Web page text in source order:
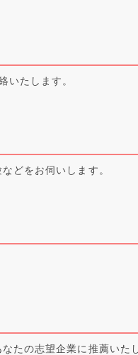
いたします。
どをお伺いします。
たの志望企業に推薦いた